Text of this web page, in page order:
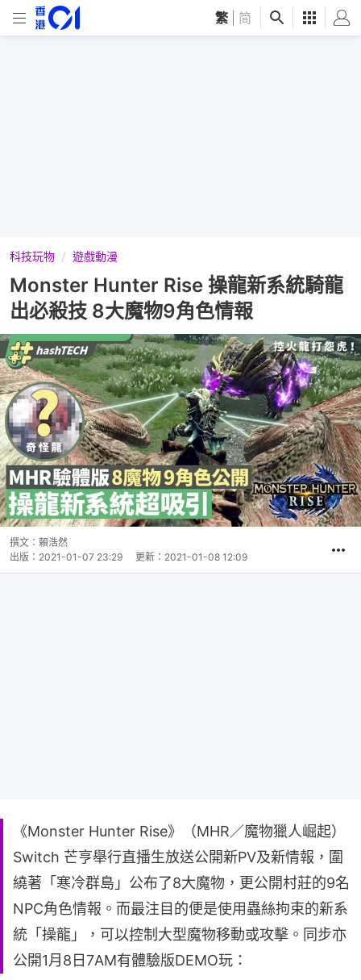
繁 简
科技玩物 遊戲動漫
Monster Hunter Rise 操龍新系統騎龍
出必殺技 8大魔物9角色情報
撰文： 賴浩然
出版： 2021-01-07 23:29 更新： 2021-01-08 12:09
《Monster Hunter Rise》（MHR／魔物獵人崛起）
Switch 芒亨舉行直播生放送公開新PV及新情報，圍
繞著「寒冷群島」公布了8大魔物，更公開村莊的9名
NPC角色情報。而最注目的便是使用蟲絲拘束的新系
統「操龍」，可以控制大型魔物移動或攻擊。同步亦
公開1月8日7AM有體驗版DEMO玩：